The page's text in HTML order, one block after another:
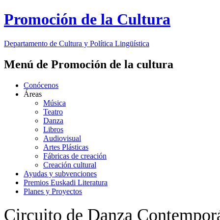
Promoción de la Cultura
Departamento de Cultura y Política Lingüística
Menú de Promoción de la cultura
Conócenos
Áreas
Música
Teatro
Danza
Libros
Audiovisual
Artes Plásticas
Fábricas de creación
Creación cultural
Ayudas y subvenciones
Premios Euskadi Literatura
Planes y Proyectos
Circuito de Danza